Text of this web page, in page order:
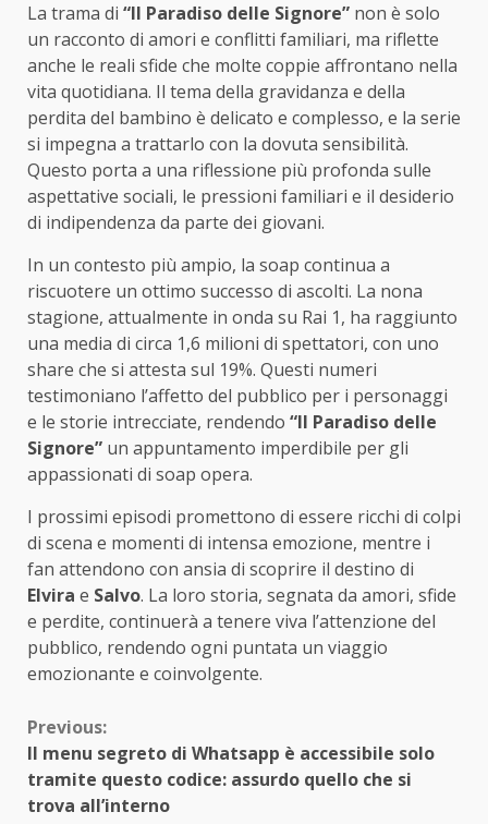
La trama di “Il Paradiso delle Signore” non è solo
un racconto di amori e conflitti familiari, ma riflette
anche le reali sfide che molte coppie affrontano nella
vita quotidiana. Il tema della gravidanza e della
perdita del bambino è delicato e complesso, e la serie
si impegna a trattarlo con la dovuta sensibilità.
Questo porta a una riflessione più profonda sulle
aspettative sociali, le pressioni familiari e il desiderio
di indipendenza da parte dei giovani.
In un contesto più ampio, la soap continua a
riscuotere un ottimo successo di ascolti. La nona
stagione, attualmente in onda su Rai 1, ha raggiunto
una media di circa 1,6 milioni di spettatori, con uno
share che si attesta sul 19%. Questi numeri
testimoniano l’affetto del pubblico per i personaggi
e le storie intrecciate, rendendo “Il Paradiso delle
Signore” un appuntamento imperdibile per gli
appassionati di soap opera.
I prossimi episodi promettono di essere ricchi di colpi
di scena e momenti di intensa emozione, mentre i
fan attendono con ansia di scoprire il destino di
Elvira e Salvo. La loro storia, segnata da amori, sfide
e perdite, continuerà a tenere viva l’attenzione del
pubblico, rendendo ogni puntata un viaggio
emozionante e coinvolgente.
Continue
Reading
Previous:
Il menu segreto di Whatsapp è accessibile solo
tramite questo codice: assurdo quello che si
trova all’interno